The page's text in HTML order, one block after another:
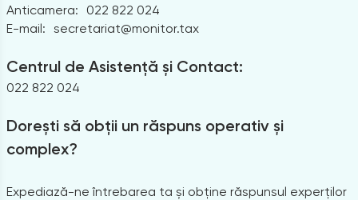
Anticamera:
022 822 024
E-mail: secretariat@monitor.tax
Centrul de Asistență și Contact:
022 822 024
Dorești să obții un răspuns operativ și
complex?
Expediază-ne întrebarea ta și obține răspunsul experților